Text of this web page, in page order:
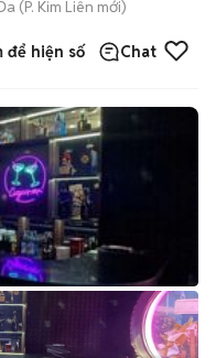
(P. Kim Liên mới)
để hiện số Chat